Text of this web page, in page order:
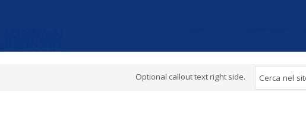
Optional callout text right side.